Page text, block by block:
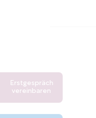
Erstgespräch
vereinbaren